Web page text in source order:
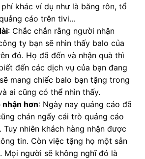
khác ví dụ như là băng rôn, tổ
cáo trên tivi…
: Chắc chắn rằng người nhận
ty bạn sẽ nhìn thấy balo của
đó. Họ đã đến và nhận quà thì
đến các dịch vụ của bạn đang
mang chiếc balo bạn tặng trong
ai cũng có thể nhìn thấy.
nhận hơn: Ngày nay quảng cáo đã
chán ngấy cái trò quảng cáo
nhiên khách hàng nhận được
tin. Còn việc tặng họ một sản
Mọi người sẽ không nghĩ đó là